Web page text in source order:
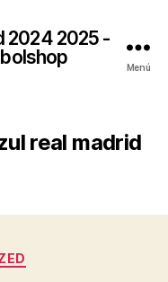
2024 2025 -
Menú
real madrid